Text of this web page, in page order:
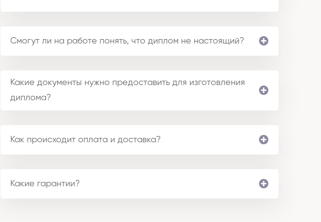
Смогут ли на работе понять, что диплом не настоящий?
Какие документы нужно предоставить для изготовления
диплома?
Как происходит оплата и доставка?
Какие гарантии?